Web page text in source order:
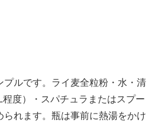
プルです。ライ麦全粒粉・水・清
度）・スパチュラまたはスプー
られます。瓶は事前に熱湯をかけ